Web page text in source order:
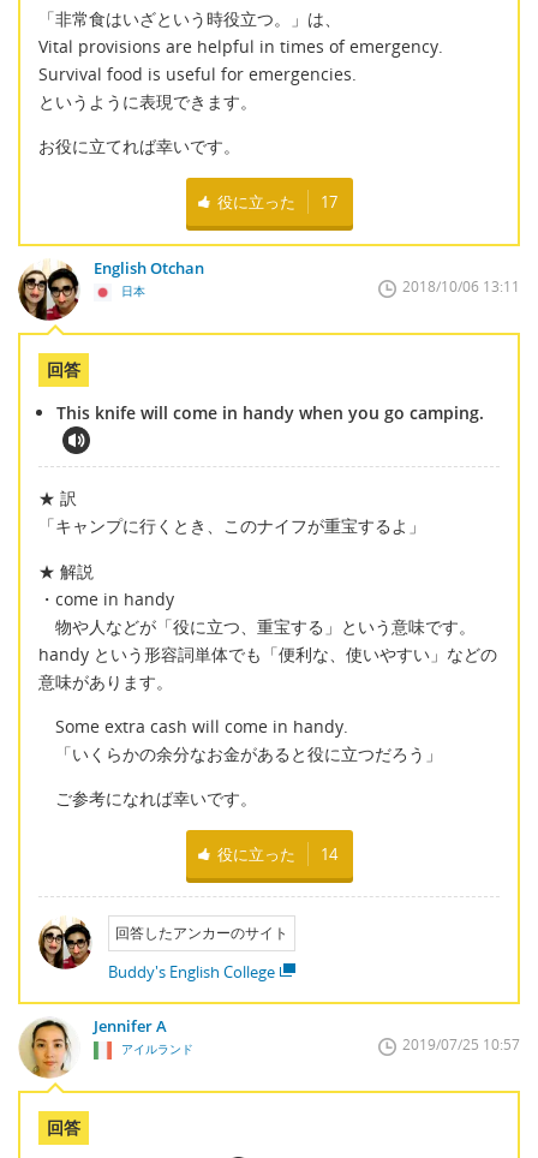
「非常食はいざという時役立つ。」は、
Vital provisions are helpful in times of emergency.
Survival food is useful for emergencies.
というように表現できます。
お役に立てれば幸いです。
役に立った 17
English Otchan
日本 2018/10/06 13:11
回答
This knife will come in handy when you go camping.
★ 訳
「キャンプに行くとき、このナイフが重宝するよ」
★ 解説
・come in handy
物や人などが「役に立つ、重宝する」という意味です。
handy という形容詞単体でも「便利な、使いやすい」などの
意味があります。
Some extra cash will come in handy.
「いくらかの余分なお金があると役に立つだろう」
ご参考になれば幸いです。
役に立った 14
回答したアンカーのサイト
Buddy's English College
Jennifer A
アイルランド 2019/07/25 10:57
回答